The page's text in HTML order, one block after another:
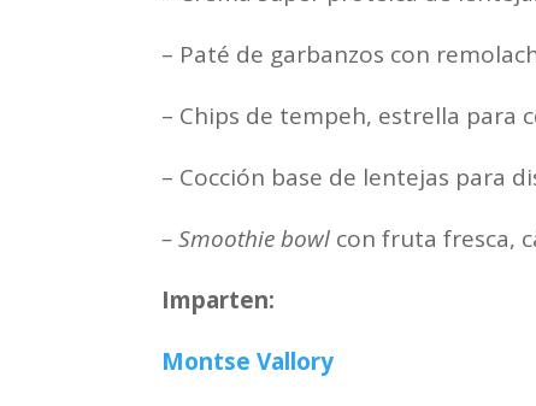
– Paté de garbanzos con
– Chips de tempeh, estrella para
– Cocción base de lentejas para
– Smoothie bowl con fruta fresca,
Imparten:
Montse Vallory